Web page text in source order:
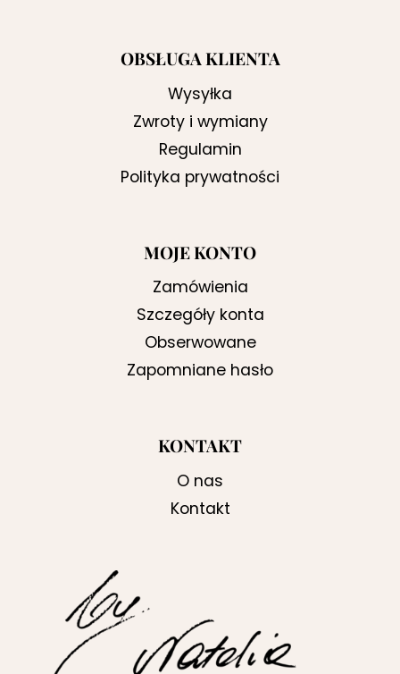
OBSŁUGA KLIENTA
Wysyłka
Zwroty i wymiany
Regulamin
Polityka prywatności
MOJE KONTO
Zamówienia
Szczegóły konta
Obserwowane
Zapomniane hasło
KONTAKT
O nas
Kontakt